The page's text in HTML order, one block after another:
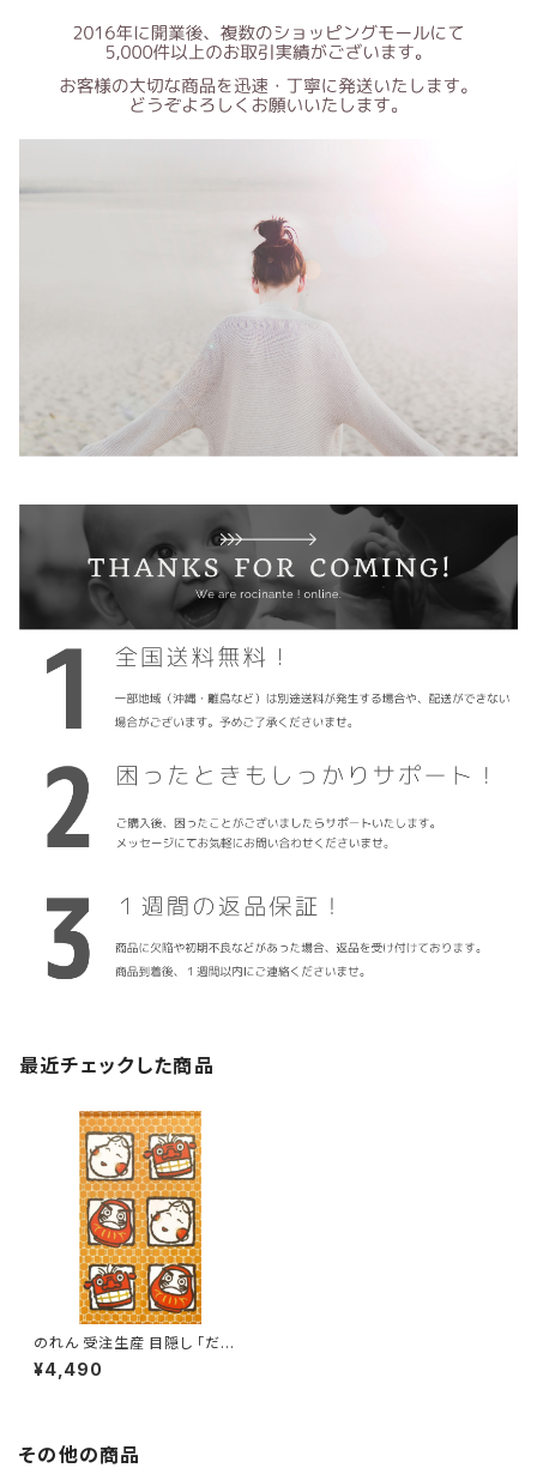
最近チェックした商品
のれん 受注生産 目隠し 「だる
ま獅子舞おかめ」 日本製 和風
縁起物 / 家具・インテリア ファ
¥4,490
その他の商品